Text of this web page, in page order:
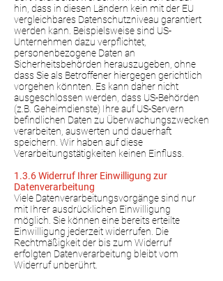
hin, dass in diesen Ländern kein mit der EU
vergleichbares Datenschutzniveau garantiert
werden kann. Beispielsweise sind US-
Unternehmen dazu verpflichtet,
personenbezogene Daten an
Sicherheitsbehörden herauszugeben, ohne
dass Sie als Betroffener hiergegen gerichtlich
vorgehen könnten. Es kann daher nicht
ausgeschlossen werden, dass US-Behörden
(z.B. Geheimdienste) Ihre auf US-Servern
befindlichen Daten zu Überwachungszwecken
verarbeiten, auswerten und dauerhaft
speichern. Wir haben auf diese
Verarbeitungstätigkeiten keinen Einfluss.
1.3.6 Widerruf Ihrer Einwilligung zur
Datenverarbeitung
Viele Datenverarbeitungsvorgänge sind nur
mit Ihrer ausdrücklichen Einwilligung
möglich. Sie können eine bereits erteilte
Einwilligung jederzeit widerrufen. Die
Rechtmäßigkeit der bis zum Widerruf
erfolgten Datenverarbeitung bleibt vom
Widerruf unberührt.